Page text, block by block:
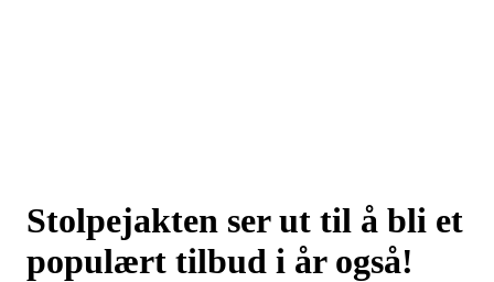
Stolpejakten ser ut til å bli et
populært tilbud i år også!